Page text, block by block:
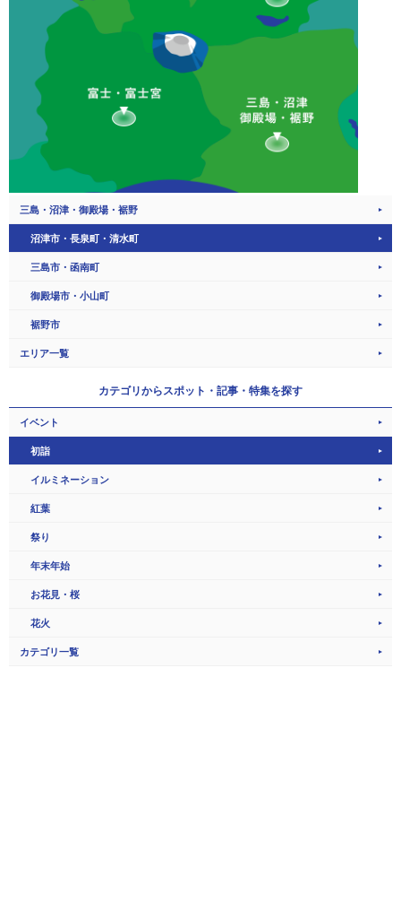
三島・沼津・御殿場・裾野
沼津市・長泉町・清水町
三島市・函南町
御殿場市・小山町
裾野市
エリア一覧
カテゴリからスポット・記事・特集を探す
イベント
初詣
イルミネーション
紅葉
祭り
年末年始
お花見・桜
花火
カテゴリ一覧